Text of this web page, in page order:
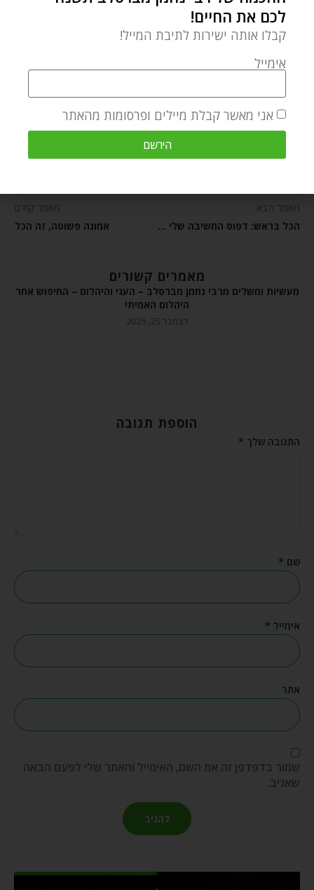
with G-d that I’d always sought.
Today, a large part of my
their own spiritual potential
through the meaningful teachings
of Breslov Chassidut.
מאמר הבא
הכל בראש: דפוס החשיבה שלי בעשרת ימי תשובה
מאמר קודם
אמונה פשוטה, זה הכל
מאמרים קשורים
מעשיות ומשלים מרבי נחמן מברסלב – העני והיהלום – החיפוש אחר
היהלום האמיתי
דצמבר 25, 2025
הוספת תגובה
התגובה שלך *
שם *
אימייל *
אתר
שמור בדפדפן זה את השם, האימייל והאתר שלי לפעם הבאה
שאגיב.
לכם את החיים!
קבלו אותה ישירות לתיבת המייל!
אימייל
אני מאשר קבלת מיילים ופרסומות מהאתר
הירשם